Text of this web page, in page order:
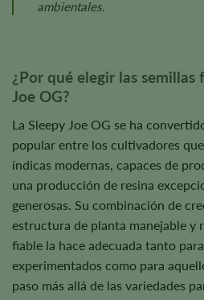
ambientales.
¿Por qué elegir las semillas
Joe OG?
La Sleepy Joe OG se ha
popular entre los cultivadores
índicas modernas, capaces de
una producción de resina
generosas. Su combinación de
estructura de planta manejable y
fiable la hace adecuada tanto
experimentados como para
paso más allá de las variedades